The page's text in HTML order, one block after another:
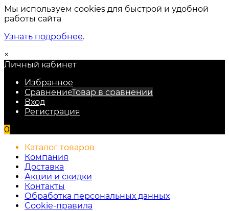
Мы используем cookies для быстрой и удобной
работы сайта
Узнать подробнее.
×
Личный кабинет
Избранное
СравнениеТовар в сравнении
Вход
Регистрация
0
Каталог товаров
Компания
Доставка
Акции и скидки
Контакты
Обработка персональных данных
Cookie-правила